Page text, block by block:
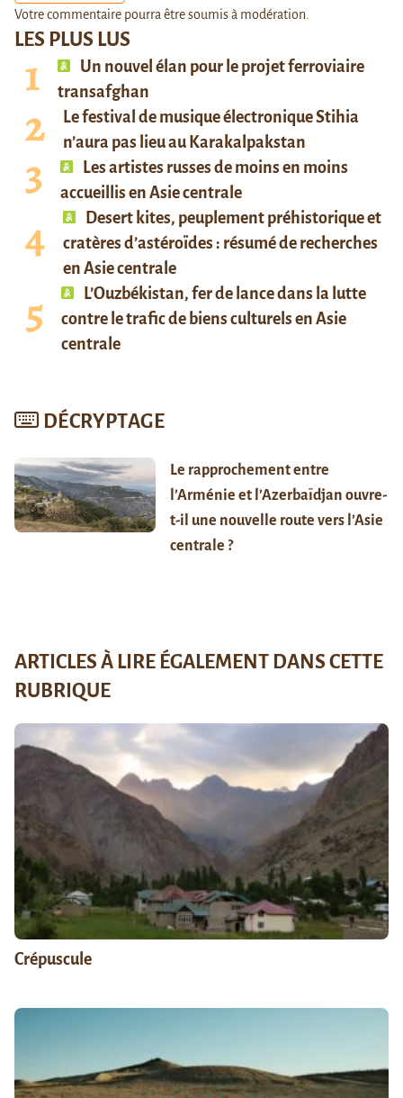
LES PLUS LUS
Un nouvel élan pour le projet ferroviaire
transafghan
Le festival de musique électronique Stihia
n’aura pas lieu au Karakalpakstan
Les artistes russes de moins en moins
accueillis en Asie centrale
Desert kites, peuplement préhistorique et
cratères d’astéroïdes : résumé de recherches
en Asie centrale
L’Ouzbékistan, fer de lance dans la lutte
contre le trafic de biens culturels en Asie
centrale
DÉCRYPTAGE
Le rapprochement entre
l’Arménie et l’Azerbaïdjan ouvre-
t-il une nouvelle route vers l’Asie
centrale ?
Votre commentaire pourra être soumis à modération.
ARTICLES À LIRE ÉGALEMENT DANS CETTE
RUBRIQUE
Crépuscule